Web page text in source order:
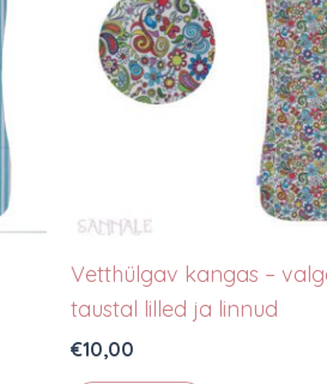
Vetthülgav kangas –
taustal lilled ja linnud
€10,00